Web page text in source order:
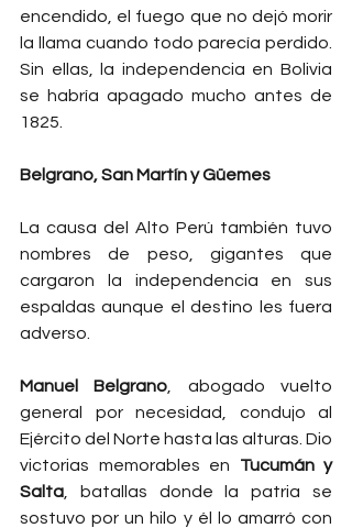
encendido, el fuego que no dejó morir
la llama cuando todo parecía perdido.
Sin ellas, la independencia en Bolivia
se habría apagado mucho antes de
1825.
Belgrano, San Martín y Güemes
La causa del Alto Perú también tuvo
nombres de peso, gigantes que
cargaron la independencia en sus
espaldas aunque el destino les fuera
adverso.
Manuel Belgrano , abogado vuelto
general por necesidad, condujo al
Ejército del Norte hasta las alturas. Dio
victorias memorables en Tucumán y
Salta , batallas donde la patria se
sostuvo por un hilo y él lo amarró con